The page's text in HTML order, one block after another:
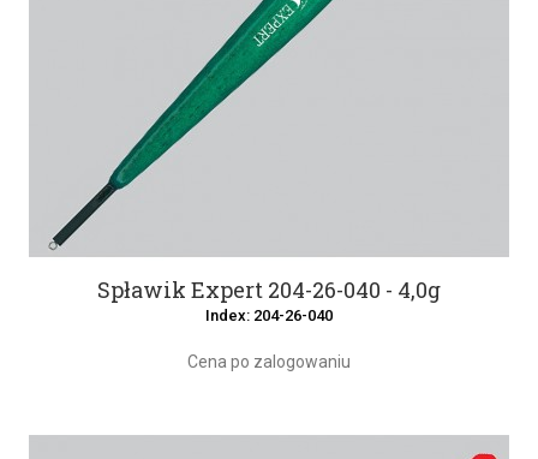
Spławik Expert 204-26-040 - 4,0g
Index: 204-26-040
Cena po zalogowaniu